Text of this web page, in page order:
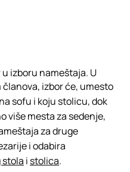
izboru nameštaja. U
izbor će, umesto
sofu i koju stolicu, dok
više mesta za sedenje,
za druge
i odabira
i stolica.